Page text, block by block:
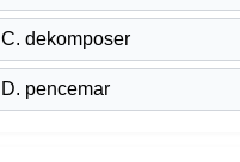
C. dekomposer
D. pencemar